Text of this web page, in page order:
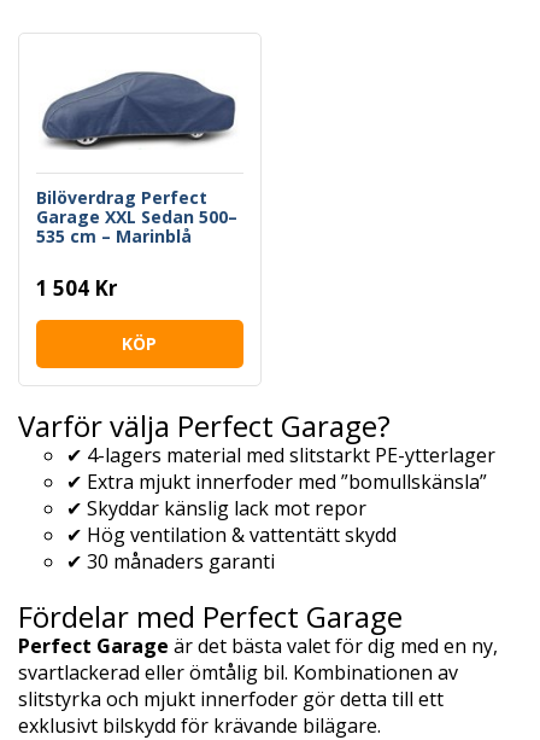
Bilöverdrag Perfect
Garage XXL Sedan 500–
535 cm – Marinblå
1 504 Kr
KÖP
Varför välja Perfect Garage?
✔ 4-lagers material med slitstarkt PE-ytterlager
✔ Extra mjukt innerfoder med ”bomullskänsla”
✔ Skyddar känslig lack mot repor
✔ Hög ventilation & vattentätt skydd
✔ 30 månaders garanti
Fördelar med Perfect Garage
Perfect Garage är det bästa valet för dig med en ny,
svartlackerad eller ömtålig bil. Kombinationen av
slitstyrka och mjukt innerfoder gör detta till ett
exklusivt bilskydd för krävande bilägare.